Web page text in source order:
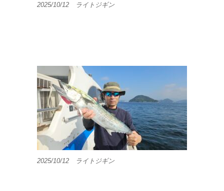
2025/10/12 ライトジギン
2025/10/12 ライトジギン